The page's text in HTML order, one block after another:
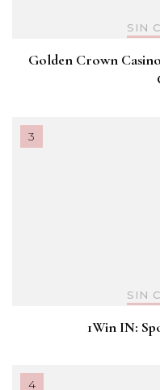
SIN
Golden Crown
SIN
1Win IN: